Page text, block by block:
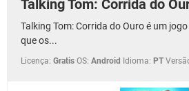
Talking Tom: Corrida do
Talking Tom: Corrida do Ouro é um
que os...
Licença: Gratis OS: Android Idioma: PT